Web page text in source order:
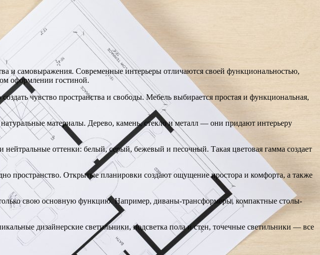
и самовыражения. Современные интерьеры отличаются своей функциональностью,
оформлении гостиной.
чувство пространства и свободы. Мебель выбирается простая и функциональная,
материалы. Дерево, камень, стекло и металл — они придают интерьеру
оттенки: белый, серый, бежевый и песочный. Такая цветовая гамма создает
пространство. Открытые планировки создают ощущение простора и комфорта, а также
свою основную функцию. Например, диваны-трансформеры, компактные столы-
дизайнерские светильники, подсветка пола и стен, точечные светильники — все